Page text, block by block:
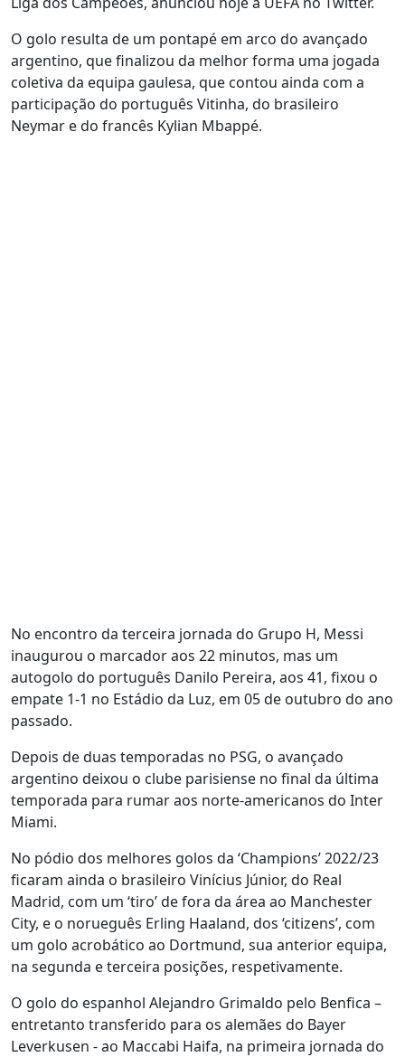
O golo resulta de um pontapé em arco do avançado
argentino, que finalizou da melhor forma uma jogada
coletiva da equipa gaulesa, que contou ainda com a
participação do português Vitinha, do brasileiro
Neymar e do francês Kylian Mbappé.
No encontro da terceira jornada do Grupo H, Messi
inaugurou o marcador aos 22 minutos, mas um
autogolo do português Danilo Pereira, aos 41, fixou o
empate 1-1 no Estádio da Luz, em 05 de outubro do ano
passado.
Depois de duas temporadas no PSG, o avançado
argentino deixou o clube parisiense no final da última
temporada para rumar aos norte-americanos do Inter
Miami.
No pódio dos melhores golos da ‘Champions’ 2022/23
ficaram ainda o brasileiro Vinícius Júnior, do Real
Madrid, com um ‘tiro’ de fora da área ao Manchester
City, e o norueguês Erling Haaland, dos ‘citizens’, com
um golo acrobático ao Dortmund, sua anterior equipa,
na segunda e terceira posições, respetivamente.
O golo do espanhol Alejandro Grimaldo pelo Benfica –
entretanto transferido para os alemães do Bayer
Leverkusen - ao Maccabi Haifa, na primeira jornada do